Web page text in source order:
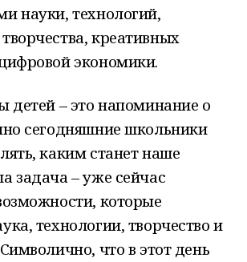
науки, технологий,
креативных
экономики.
детей – это напоминание о
сегодняшние школьники
каким станет наше
задача – уже сейчас
которые
технологии, творчество и
что в этот день